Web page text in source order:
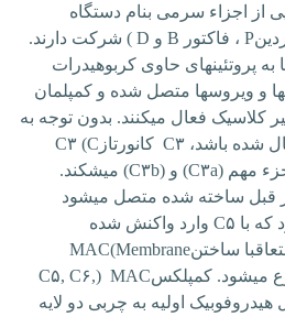
از اجزاء سرمی بنام دستگاه
P ، فاکتور B و ( D شرکت دارند.
به پروتئین‏های حاوی کربوهیدرات
و ویروس‏ها متصل شده و کمپلمان
کلاسیک فعال می‏کنند. بدون توجه به
شده باشد، C۳کانورتاز C۳ (C
مهم (C۳a) و (C۳b) می‏شکند.
قبل ساخته شده متصل می‏شود
که با C۵ وارد واکنش شده
ساختنMAC(Membrane
می‏شود. کمپلکسMAC
(C۵, C۶,
هیدروفوبیک اولیه به چربی دو لایه